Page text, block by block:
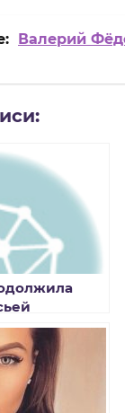
Валерий